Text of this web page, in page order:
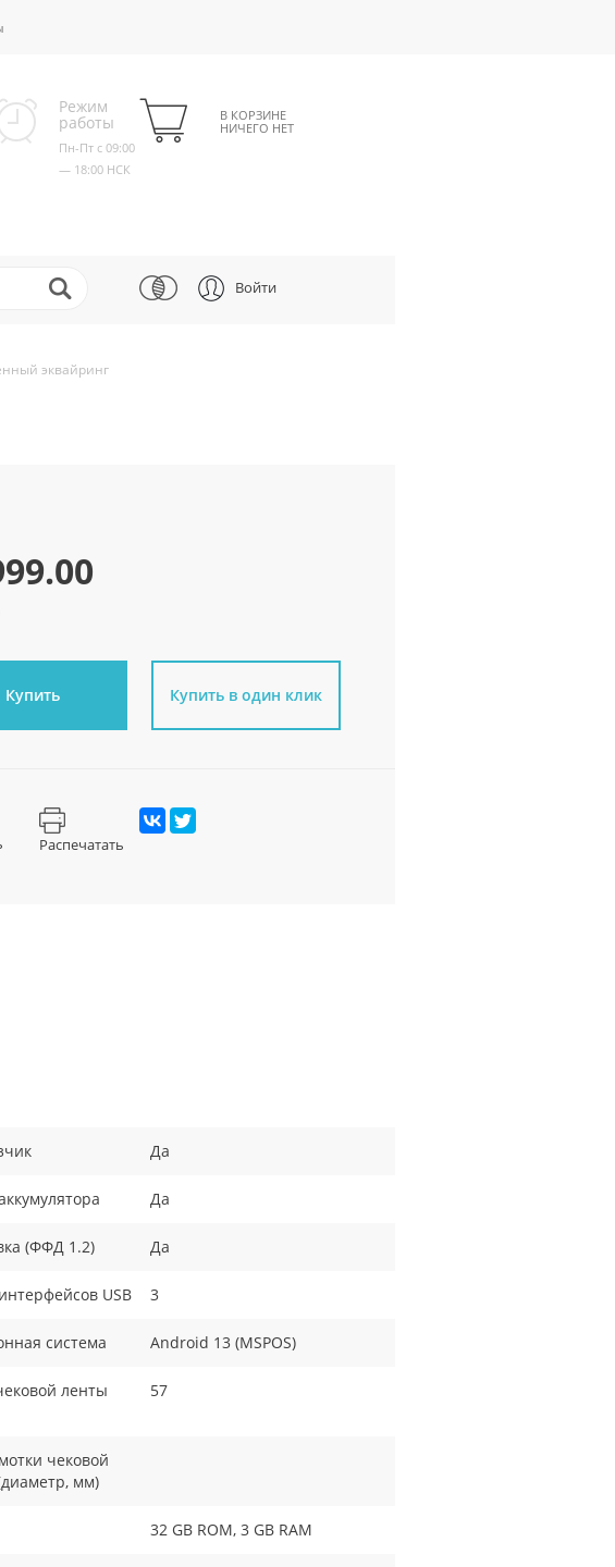
Режим
работы
Пн-Пт с 09:00
— 18:00 НСК
В КОРЗИНЕ
НИЧЕГО НЕТ
Войти
эквайринг
Купить Купить в один клик
Распечатать
Да
Да
(ФФД 1.2) Да
USB 3
система Android 13 (MSPOS)
ленты
57
чековой
мм)
32 GB ROM, 3 GB RAM